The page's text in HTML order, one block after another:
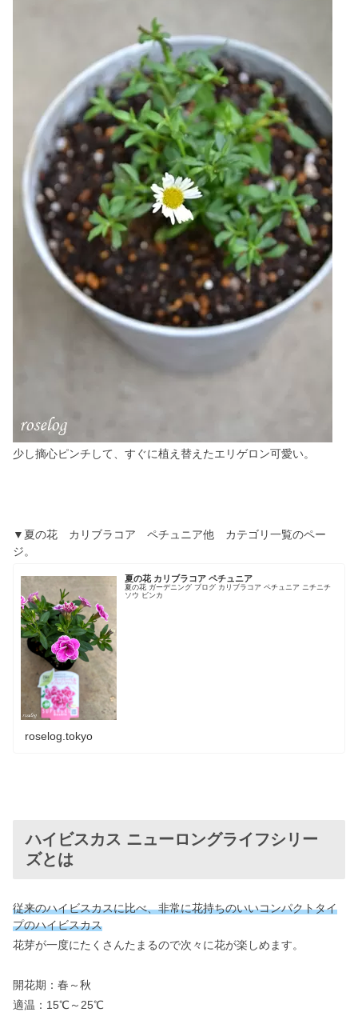
少し摘心ピンチして、すぐに植え替えたエリゲロン可愛い。
▼夏の花 カリブラコア ペチュニア他 カテゴリ一覧のペー
ジ。
夏の花 カリブラコア ペチュニア
夏の花 ガーデニング ブログ カリブラコア ペチュニア ニチニチ
ソウ ビンカ
roselog.tokyo
ハイビスカス ニューロングライフシリー
ズとは
従来のハイビスカスに比べ、非常に花持ちのいいコンパクトタイ
プのハイビスカス
花芽が一度にたくさんたまるので次々に花が楽しめます。
開花期：春～秋
適温：15℃～25℃